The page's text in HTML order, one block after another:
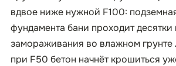
вдвое ниже нужной F100:
фундамента бани проходит десятки
замораживания во влажном грунте
при F50 бетон начнёт крошиться